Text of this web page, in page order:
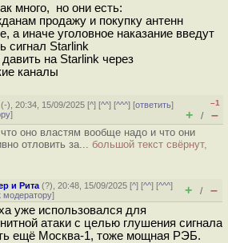
много, но они есть:
продажу и покупку антенн
а иначе уголовное наказание введут
сигнал Starlink
на Starlink через
каналы
(-), 20:34, 15/09/2025 [^] [^^] [^^^] [ответить]
]
–1
+ / –
оно властям вообще надо и что они
отловить за... большой текст свёрнут,
и Рита (?), 20:48, 15/09/2025 [^] [^^] [^^^]
модератору] + / –
уже использовался для
атаки с целью глушения сигнала
ещё Москва-1, тоже мощная РЭБ.